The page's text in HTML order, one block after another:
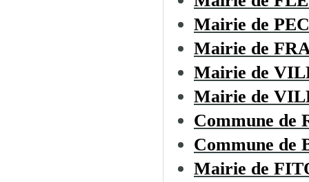
Mairie de
Mairie de
Mairie de
Mairie de
Commune de
Commune de
Mairie de